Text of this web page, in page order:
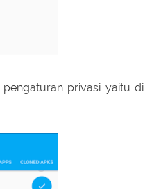
privasi yaitu di